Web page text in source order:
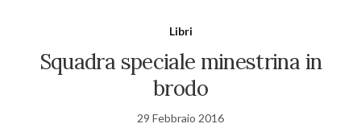
Libri
Squadra speciale minestrina in
brodo
29 Febbraio 2016